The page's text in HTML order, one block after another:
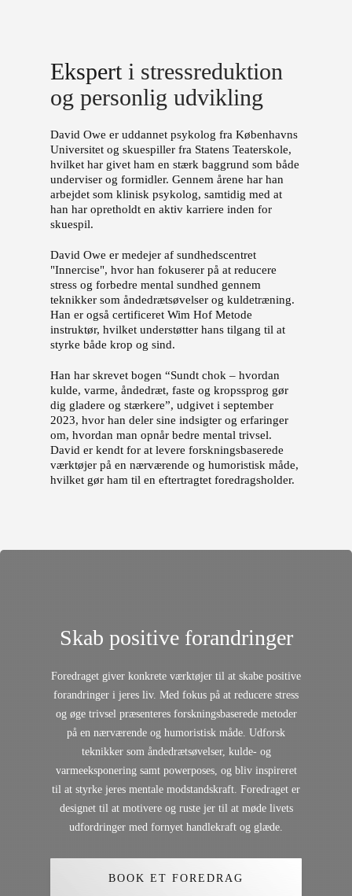
Ekspert i stressreduktion
og personlig udvikling
David Owe er uddannet psykolog fra Københavns
Universitet og skuespiller fra Statens Teaterskole,
hvilket har givet ham en stærk baggrund som både
underviser og formidler. Gennem årene har han
arbejdet som klinisk psykolog, samtidig med at
han har opretholdt en aktiv karriere inden for
skuespil.
David Owe er medejer af sundhedscentret
"Innercise", hvor han fokuserer på at reducere
stress og forbedre mental sundhed gennem
teknikker som åndedrætsøvelser og kuldetræning.
Han er også certificeret Wim Hof Metode
instruktør, hvilket understøtter hans tilgang til at
styrke både krop og sind.
Han har skrevet bogen “Sundt chok – hvordan
kulde, varme, åndedræt, faste og kropssprog gør
dig gladere og stærkere”, udgivet i september
2023, hvor han deler sine indsigter og erfaringer
om, hvordan man opnår bedre mental trivsel.
David er kendt for at levere forskningsbaserede
værktøjer på en nærværende og humoristisk måde,
hvilket gør ham til en eftertragtet foredragsholder.
Skab positive forandringer
Foredraget giver konkrete værktøjer til at skabe positive
forandringer i jeres liv. Med fokus på at reducere stress
og øge trivsel præsenteres forskningsbaserede metoder
på en nærværende og humoristisk måde. Udforsk
teknikker som åndedrætsøvelser, kulde- og
varmeeksponering samt powerposes, og bliv inspireret
til at styrke jeres mentale modstandskraft. Foredraget er
designet til at motivere og ruste jer til at møde livets
udfordringer med fornyet handlekraft og glæde.
BOOK ET FOREDRAG